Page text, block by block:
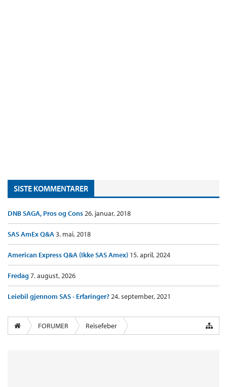
SISTE KOMMENTARER
DNB SAGA, Pros og Cons26. januar, 2018
SAS AmEx Q&A3. mai, 2018
American Express Q&A (Ikke SAS Amex) 15. april, 2024
Fredag7. august, 2026
Leiebil gjennom SAS - Erfaringer?24. september, 2021
FORUMER
Reisefeber